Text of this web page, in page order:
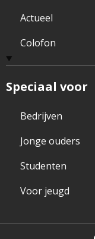
Actueel
Colofon
Speciaal voor
Bedrijven
Jonge ouders
Studenten
Voor jeugd